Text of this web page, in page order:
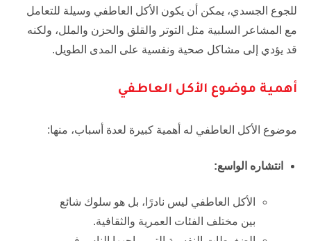
للجوع الجسدي، يمكن أن يكون الأكل العاطفي وسيلة للتعامل
مع المشاعر السلبية مثل التوتر والقلق والحزن والملل، ولكنه
قد يؤدي إلى مشاكل صحية ونفسية على المدى الطويل.
أهمية موضوع الأكل العاطفي
موضوع الأكل العاطفي له أهمية كبيرة لعدة أسباب، منها:
انتشاره الواسع:
الأكل العاطفي ليس نادرًا، بل هو سلوك شائع
بين مختلف الفئات العمرية والثقافية.